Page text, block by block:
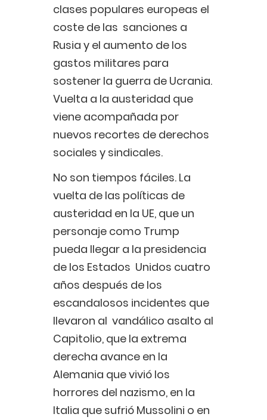
clases populares europeas el
coste de las sanciones a
Rusia y el aumento de los
gastos militares para
sostener la guerra de Ucrania.
Vuelta a la austeridad que
viene acompañada por
nuevos recortes de derechos
sociales y sindicales.
No son tiempos fáciles. La
vuelta de las políticas de
austeridad en la UE, que un
personaje como Trump
pueda llegar a la presidencia
de los Estados Unidos cuatro
años después de los
escandalosos incidentes que
llevaron al vandálico asalto al
Capitolio, que la extrema
derecha avance en la
Alemania que vivió los
horrores del nazismo, en la
Italia que sufrió Mussolini o en